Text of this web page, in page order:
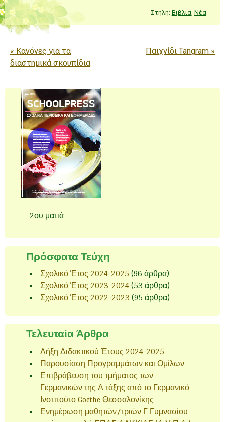
Στήλη: Βιβλία Νέα
Πλοήγηση άρθρων
« Κανόνες για τα
διαστημικά σκουπίδια
Παιχνίδι Tangram »
2ου ματιά
Πρόσφατα Τεύχη
Σχολικό Έτος 2024-2025 (96 άρθρα)
Σχολικό Έτος 2023-2024(53 άρθρα)
Σχολικό Έτος 2022-2023 (95 άρθρα)
Τελευταία Άρθρα
Λήξη Διδακτικού Έτους 2024-2025
Παρουσίαση Προγραμμάτων και Ομίλων
Επιβράβευση του τμήματος των
Γερμανικών της Α τάξης από το Γερμανικό
Ινστιτούτο Goethe Θεσσαλονίκης
Ενημέρωση μαθητών/τριών Γ Γυμνασίου